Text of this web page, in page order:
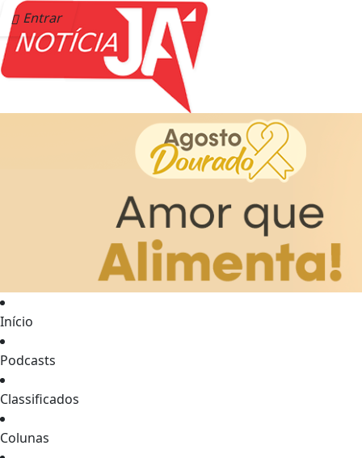
Entrar
Início
Podcasts
Classificados
Colunas